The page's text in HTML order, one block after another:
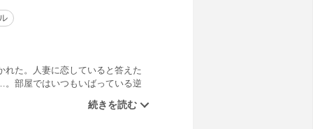
れた。人妻に恋していると答えた
部屋ではいつもいばっている逆
好きだが、身体は小さい柳。力